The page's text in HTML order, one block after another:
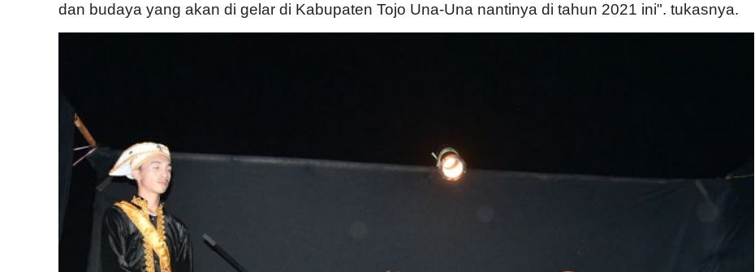
dan budaya yang akan di gelar di Kabupaten Tojo Una-Una nantinya di tahun 2021 ini". tukasnya.